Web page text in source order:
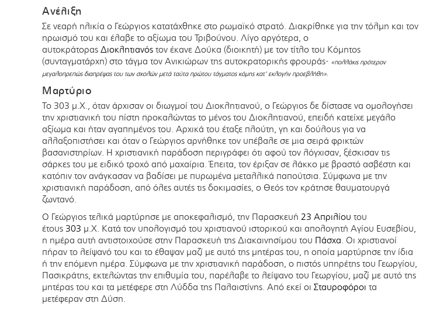
Ανέλιξη
Σε νεαρή ηλικία ο Γεώργιος κατατάχθηκε στο ρωμαϊκό στρατό. Διακρίθηκε για την τόλμη και τον
ηρωισμό του και έλαβε το αξίωμα του Τριβούνου. Λίγο αργότερα, ο
αυτοκράτορας Διοκλητιανός τον έκανε Δούκα (διοικητή) με τον τίτλο του Κόμητος
(συνταγματάρχη) στο τάγμα τον Ανικιώρων της αυτοκρατορικής φρουράς· «πολλάκις πρότερον
μεγαλοπρεπώς διαπρέψας του των σχολών μετά ταύτα πρώτου τάγματος κόμης κατ' εκλογήν προεβλήθη».
Μαρτύριο
Το 303 μ.Χ., όταν άρχισαν οι διωγμοί του Διοκλητιανού, ο Γεώργιος δε δίστασε να ομολογήσει
την χριστιανική του πίστη προκαλώντας το μένος του Διοκλητιανού, επειδή κατείχε μεγάλο
αξίωμα και ήταν αγαπημένος του. Αρχικά του έταξε πλούτη, γη και δούλους για να
αλλαξοπιστήσει και όταν ο Γεώργιος αρνήθηκε τον υπέβαλε σε μια σειρά φρικτών
βασανιστηρίων. Η χριστιανική παράδοση περιγράφει ότι αφού τον λόγχισαν, ξέσκισαν τις
σάρκες του με ειδικό τροχό από μαχαίρια. Έπειτα, τον έριξαν σε λάκκο με βραστό ασβέστη και
κατόπιν τον ανάγκασαν να βαδίσει με πυρωμένα μεταλλικά παπούτσια. Σύμφωνα με την
χριστιανική παράδοση, από όλες αυτές τις δοκιμασίες, ο Θεός τον κράτησε θαυματουργά
ζωντανό.
Ο Γεώργιος τελικά μαρτύρησε με αποκεφαλισμό, την Παρασκευή 23 Απριλίου του
έτους 303 μ.Χ. Κατά τον υπολογισμό του χριστιανού ιστορικού και απολογητή Αγίου Ευσεβίου,
η ημέρα αυτή αντιστοιχούσε στην Παρασκευή της Διακαινησίμου του Πάσχα. Οι χριστιανοί
πήραν το λείψανό του και το έθαψαν μαζί με αυτό της μητέρας του, η οποία μαρτύρησε την ίδια
ή την επόμενη ημέρα. Σύμφωνα με την χριστιανική παράδοση, ο πιστός υπηρέτης του Γεωργίου,
Πασικράτης, εκτελώντας την επιθυμία του, παρέλαβε το λείψανο του Γεωργίου, μαζί με αυτό της
μητέρας του και τα μετέφερε στη Λύδδα της Παλαιστίνης. Από εκεί οι Σταυροφόροι τα
μετέφεραν στη Δύση.